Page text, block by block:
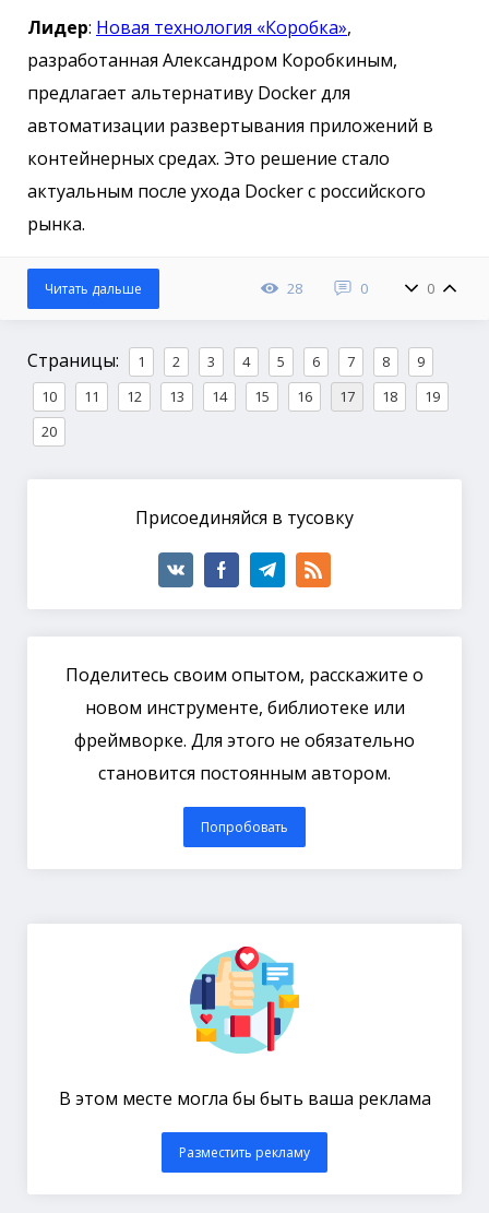
Лидер: Новая технология «Коробка»,
разработанная Александром Коробкиным,
предлагает альтернативу Docker для
автоматизации развертывания приложений в
контейнерных средах. Это решение стало
актуальным после ухода Docker с российского
рынка.
28 0 0
Читать дальше
Страницы: 1 2 3 4 5 6 7 8
9
10
11 12 13 14 15 16 17 18
19
20
Присоединяйся в тусовку
Поделитесь своим опытом, расскажите о
новом инструменте, библиотеке или
фреймворке. Для этого не обязательно
становится постоянным автором.
Попробовать
В этом месте могла бы быть ваша реклама
Разместить рекламу